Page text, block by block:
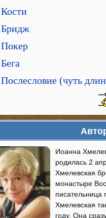
Кости
Бридж
Покер
Бега
Послесловие (чуть
Иоанна
родилась 2
Хмелевская
монастыре
писательница
Хмелевская
году. Она